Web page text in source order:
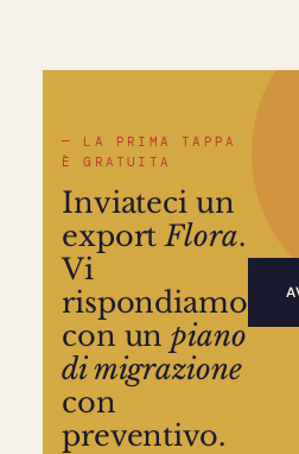
— LA PRIMA TAPPA
È GRATUITA
Inviateci un
export Flora.
Vi
rispondiamo
con unpiano
di migrazione
con
preventivo.